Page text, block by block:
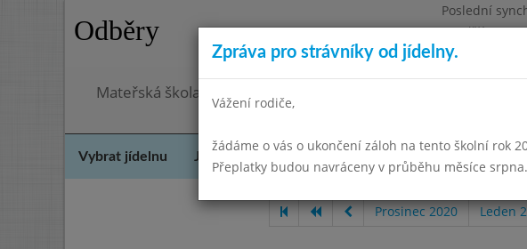
Odběry
Poslední
Pondělí
Omezení
Mateřská škola Šebetov, příspěvková organizace
Vybrat jídelnu Jídelní lístek
Prosinec 2020 Leden
Zpráva pro strávníky od jídelny.
Vážení rodiče,
žádáme o vás o ukončení záloh na tento školní rok
Přeplatky budou navráceny v průběhu měsíce